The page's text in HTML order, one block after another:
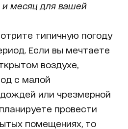
и месяц для вашей
типичную погоду
Если вы мечтаете
воздухе,
с малой
или чрезмерной
провести
помещениях, то